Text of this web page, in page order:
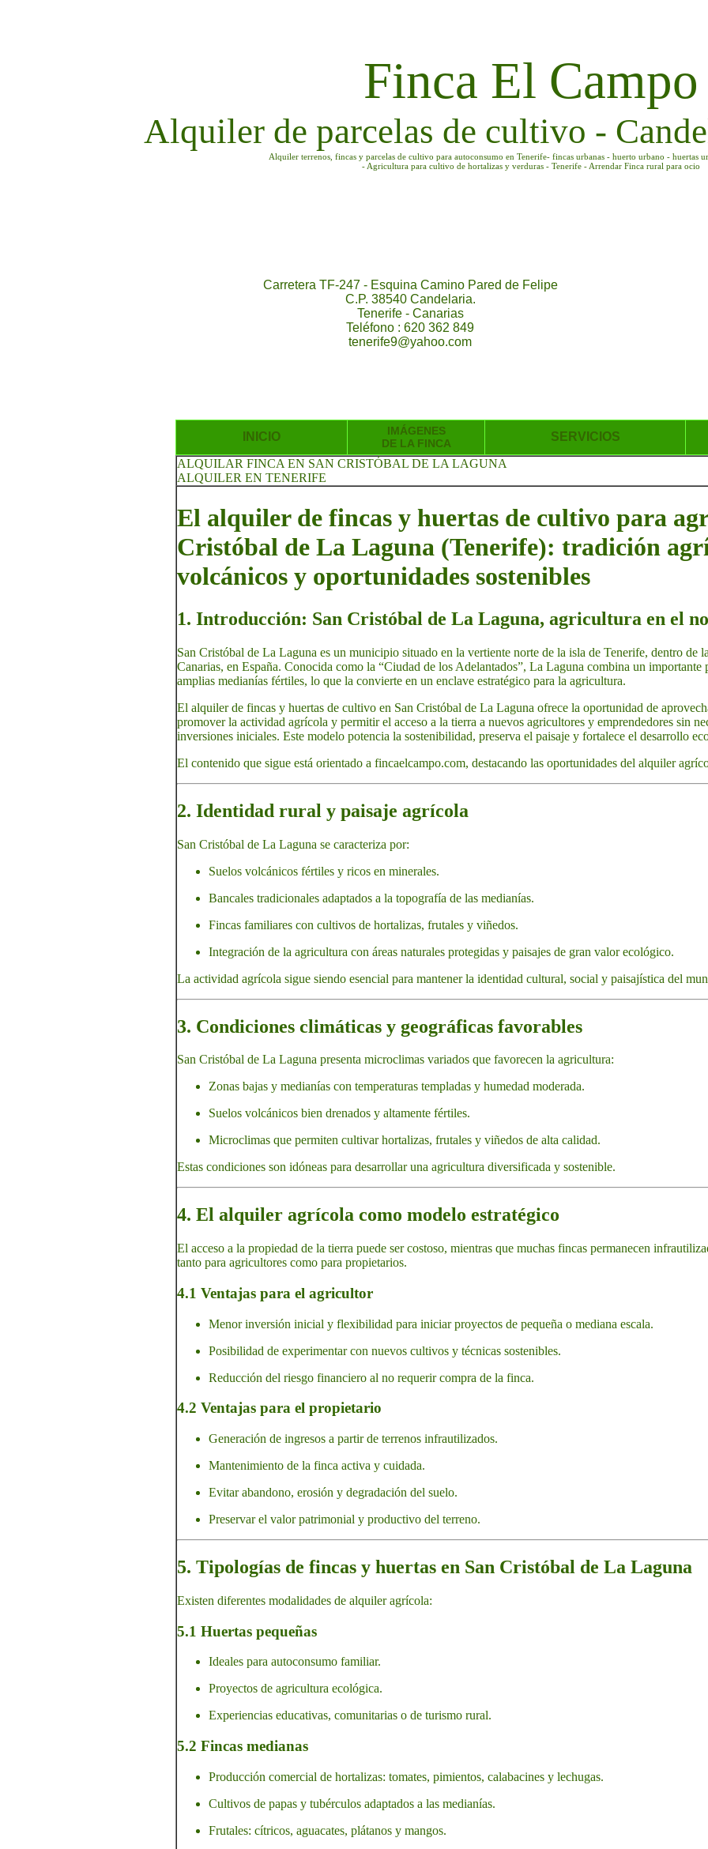
Finca El Campo
Alquiler de parcelas de cultivo -
Alquiler terrenos, fincas y parcelas de cultivo para autoconsumo en Tenerife- fincas urbanas - huerto urbano - huertas
- Agricultura para cultivo de hortalizas y verduras - Tenerife - Arrendar Finca rural para ocio
Carretera TF-247 - Esquina Camino Pared de Felipe
C.P. 38540 Candelaria.
Tenerife - Canarias
Teléfono : 620 362 849
tenerife9@yahoo.com
INICIO
IMÁGENES
DE LA FINCA
SERVICIOS
ALQUILAR FINCA EN SAN CRISTÓBAL DE LA LAGUNA
ALQUILER EN TENERIFE
El alquiler de fincas y huertas de cultivo para
Cristóbal de La Laguna (Tenerife): tradición
volcánicos y oportunidades sostenibles
1. Introducción: San Cristóbal de La Laguna, agricultura en el
San Cristóbal de La Laguna es un municipio situado en la vertiente norte de la isla de Tenerife, dentro de
Canarias, en España. Conocida como la “Ciudad de los Adelantados”, La Laguna combina un
amplias medianías fértiles, lo que la convierte en un enclave estratégico para la agricultura.
El alquiler de fincas y huertas de cultivo en San Cristóbal de La Laguna ofrece la oportunidad de
promover la actividad agrícola y permitir el acceso a la tierra a nuevos agricultores y emprendedores sin
inversiones iniciales. Este modelo potencia la sostenibilidad, preserva el paisaje y fortalece el desarrollo
El contenido que sigue está orientado a fincaelcampo.com, destacando las oportunidades del alquiler
2. Identidad rural y paisaje agrícola
San Cristóbal de La Laguna se caracteriza por:
Suelos volcánicos fértiles y ricos en minerales.
Bancales tradicionales adaptados a la topografía de las medianías.
Fincas familiares con cultivos de hortalizas, frutales y viñedos.
Integración de la agricultura con áreas naturales protegidas y paisajes de gran valor ecológico.
La actividad agrícola sigue siendo esencial para mantener la identidad cultural, social y paisajística del
3. Condiciones climáticas y geográficas favorables
San Cristóbal de La Laguna presenta microclimas variados que favorecen la agricultura:
Zonas bajas y medianías con temperaturas templadas y humedad moderada.
Suelos volcánicos bien drenados y altamente fértiles.
Microclimas que permiten cultivar hortalizas, frutales y viñedos de alta calidad.
Estas condiciones son idóneas para desarrollar una agricultura diversificada y sostenible.
4. El alquiler agrícola como modelo estratégico
El acceso a la propiedad de la tierra puede ser costoso, mientras que muchas fincas permanecen
tanto para agricultores como para propietarios.
4.1 Ventajas para el agricultor
Menor inversión inicial y flexibilidad para iniciar proyectos de pequeña o mediana escala.
Posibilidad de experimentar con nuevos cultivos y técnicas sostenibles.
Reducción del riesgo financiero al no requerir compra de la finca.
4.2 Ventajas para el propietario
Generación de ingresos a partir de terrenos infrautilizados.
Mantenimiento de la finca activa y cuidada.
Evitar abandono, erosión y degradación del suelo.
Preservar el valor patrimonial y productivo del terreno.
5. Tipologías de fincas y huertas en San Cristóbal de La Laguna
Existen diferentes modalidades de alquiler agrícola:
5.1 Huertas pequeñas
Ideales para autoconsumo familiar.
Proyectos de agricultura ecológica.
Experiencias educativas, comunitarias o de turismo rural.
5.2 Fincas medianas
Producción comercial de hortalizas: tomates, pimientos, calabacines y lechugas.
Cultivos de papas y tubérculos adaptados a las medianías.
Frutales: cítricos, aguacates, plátanos y mangos.